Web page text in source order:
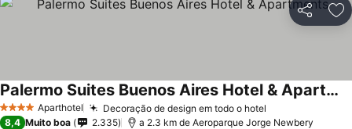
Partilhar
4 EstrelasAparthotel Decoração de design em todo o hotel
Palermo Suites Buenos Aires Hotel & Apartments
8,4 Muito boa 2.335 a 2.3 km de Aeroparque Jorge Newbery